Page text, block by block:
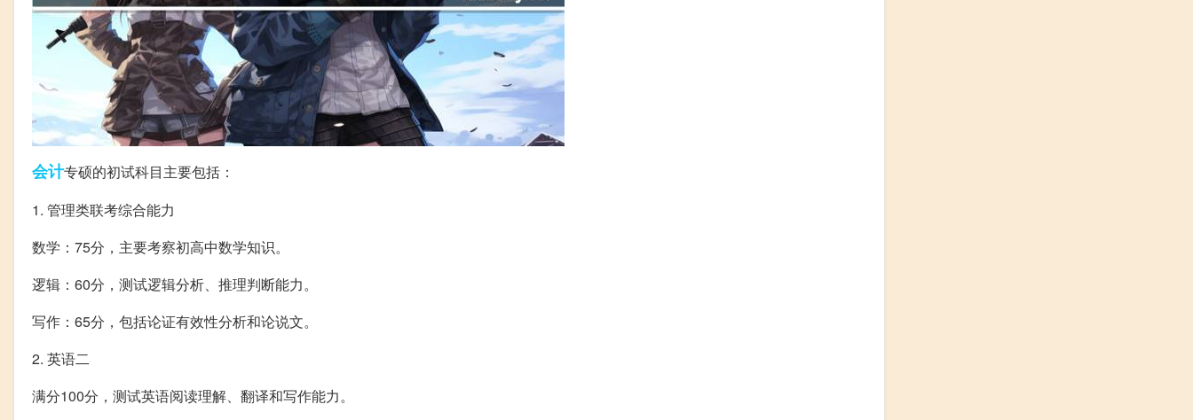
会计专硕的初试科目主要包括：
1. 管理类联考综合能力
数学：75分，主要考察初高中数学知识。
逻辑：60分，测试逻辑分析、推理判断能力。
写作：65分，包括论证有效性分析和论说文。
2. 英语二
满分100分，测试英语阅读理解、翻译和写作能力。